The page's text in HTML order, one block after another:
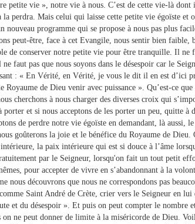
petite vie », notre vie à nous. C’est de cette vie-là
la perdra. Mais celui qui laisse cette petite vie égoïste et
nouveau programme qui se propose à nous pas plus
peut-être, face à cet Evangile, nous sentir bien faible,
de conserver notre petite vie pour être tranquille. Il ne
faut pas que nous soyons dans le désespoir car le
: « En Vérité, en Vérité, je vous le dit il en est d’ici
Royaume de Dieu venir avec puissance ». Qu’est-ce
cherchons à nous charger des diverses croix qui
porter et si nous acceptons de les porter un peu, quitte à
de perdre notre vie égoïste en demandant, là aussi,
goûterons la joie et le bénéfice du Royaume de Dieu.
la paix intérieure qui est si douce à l’âme
par le Seigneur, lorsqu'on fait un tout petit
pour accepter de vivre en s’abandonnant à la
nous découvrons que nous ne correspondons pas
Saint André de Crète, crier vers le Seigneur en
et du désespoir ». Et puis on peut compter le nombre
on ne peut donner de limite à la miséricorde de Dieu.